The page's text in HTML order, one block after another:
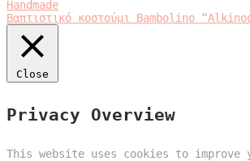
Βαπτιστικό κοστούμι Bambolino
Close
Privacy Overview
This website uses cookies to improve